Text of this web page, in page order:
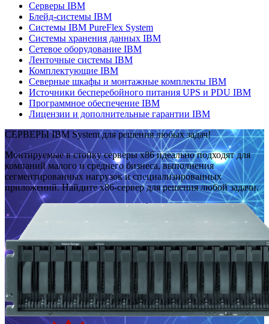
Серверы IBM
Блейд-системы IBM
Системы IBM PureFlex System
Системы хранения данных IBM
Сетевое оборудование IBM
Ленточные системы IBM
Комплектующие IBM
Северные шкафы и монтажные комплекты IBM
Источники бесперебойного питания UPS и PDU IBM
Программное обеспечение IBM
Лицензии и дополнительные гарантии IBM
СЕРВЕРЫ IBM System для решения любых задач!
Монтируемые в стойку серверы x86 идеально подходят для
компаний малого и среднего бизнеса, выполнения
сегментированных нагрузок и специализированных
приложений. Найдите x86-сервер для решения любой задачи.